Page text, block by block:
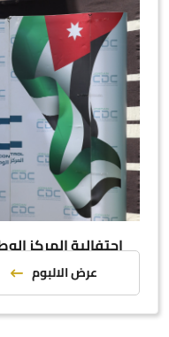
احتفالية المركز
عرض الالبوم